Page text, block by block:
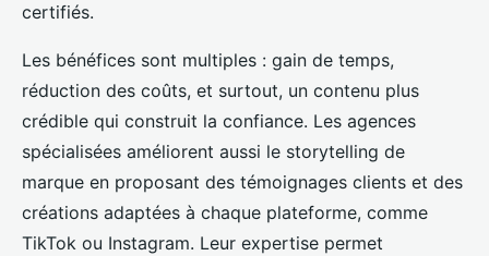
certifiés.
Les bénéfices sont multiples : gain de temps,
réduction des coûts, et surtout, un contenu plus
crédible qui construit la confiance. Les agences
spécialisées améliorent aussi le storytelling de
marque en proposant des témoignages clients et des
créations adaptées à chaque plateforme, comme
TikTok ou Instagram. Leur expertise permet